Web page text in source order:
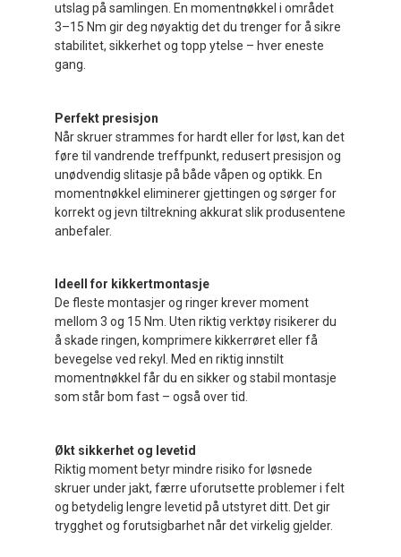
utslag på samlingen. En momentnøkkel i området
3–15 Nm gir deg nøyaktig det du trenger for å sikre
stabilitet, sikkerhet og topp ytelse – hver eneste
gang.
Perfekt presisjon
Når skruer strammes for hardt eller for løst, kan det
føre til vandrende treffpunkt, redusert presisjon og
unødvendig slitasje på både våpen og optikk. En
momentnøkkel eliminerer gjettingen og sørger for
korrekt og jevn tiltrekning akkurat slik produsentene
anbefaler.
Ideell for kikkertmontasje
De fleste montasjer og ringer krever moment
mellom 3 og 15 Nm. Uten riktig verktøy risikerer du
å skade ringen, komprimere kikkerrøret eller få
bevegelse ved rekyl. Med en riktig innstilt
momentnøkkel får du en sikker og stabil montasje
som står bom fast – også over tid.
Økt sikkerhet og levetid
Riktig moment betyr mindre risiko for løsnede
skruer under jakt, færre uforutsette problemer i felt
og betydelig lengre levetid på utstyret ditt. Det gir
trygghet og forutsigbarhet når det virkelig gjelder.